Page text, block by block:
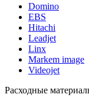
Domino
EBS
Hitachi
Leadjet
Linx
Markem image
Videojet
Расходные